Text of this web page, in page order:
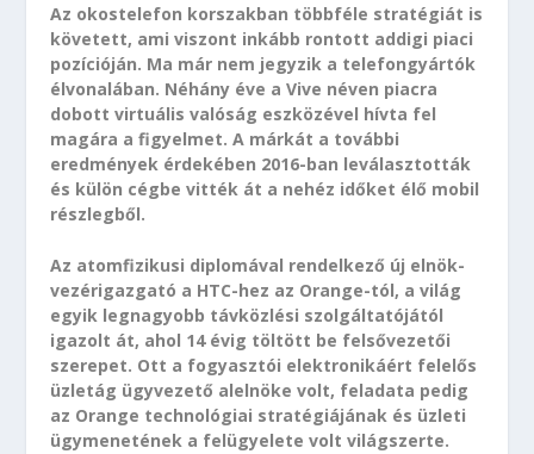
Az okostelefon korszakban többféle stratégiát is
követett, ami viszont inkább rontott addigi piaci
pozícióján. Ma már nem jegyzik a telefongyártók
élvonalában. Néhány éve a Vive néven piacra
dobott virtuális valóság eszközével hívta fel
magára a figyelmet. A márkát a további
eredmények érdekében 2016-ban leválasztották
és külön cégbe vitték át a nehéz időket élő mobil
részlegből.
Az atomfizikusi diplomával rendelkező új elnök-
vezérigazgató a HTC-hez az Orange-tól, a világ
egyik legnagyobb távközlési szolgáltatójától
igazolt át, ahol 14 évig töltött be felsővezetői
szerepet. Ott a fogyasztói elektronikáért felelős
üzletág ügyvezető alelnöke volt, feladata pedig
az Orange technológiai stratégiájának és üzleti
ügymenetének a felügyelete volt világszerte.